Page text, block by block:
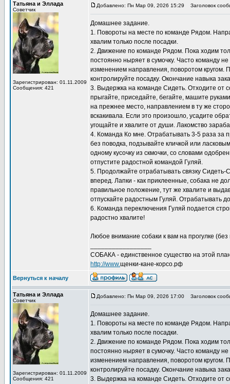
Татьяна и Эллада
Советчик
Зарегистрирован: 01.11.2009
Сообщения: 421
Добавлено: Пн Мар 09, 2026 15:29 Заголовок
Домашнее задание.
1. Повороты на месте по команде Рядом.
хвалим только после посадки.
2. Движение по команде Рядом. Пока ходим
постоянно ныряет в сумочку. Часто команду
изменением направления, поворотом кругом.
контролируйте посадку. Окончание навыка
3. Выдержка на команде Сидеть. Отходите от
прыгайте, приседайте, бегайте, машите
на прежнее место, направлением в ту же
вскакивала. Если это произошло, усадите
угощайте и хвалите от души. Лакомство
4. Команда Ко мне. Отрабатывать 3-5 раза за
без поводка, подзывайте кличкой или
одному кусочку из скмочки, со словами
отпустите радостной командой Гуляй.
5. Продолжайте отрабатывать связку Сидеть-
вперед. Лапки - как приклеенные, собака не
правильное положение, тут же хвалите и
отпускайте радостным Гуляй. Отрабатывать
6. Команда переключения Гуляй подается
радостно хвалите!
Любое внимание собаки к вам на прогулке
СОБАКА - единственное существо на этой
http://www.щенки-кане-корсо.рф
Вернуться к началу
Татьяна и Эллада
Советчик
Зарегистрирован: 01.11.2009
Сообщения: 421
Добавлено: Пн Мар 09, 2026 17:00 Заголовок
Домашнее задание.
1. Повороты на месте по команде Рядом.
хвалим только после посадки.
2. Движение по команде Рядом. Пока ходим
постоянно ныряет в сумочку. Часто команду
изменением направления, поворотом кругом.
контролируйте посадку. Окончание навыка
3. Выдержка на команде Сидеть. Отходите от